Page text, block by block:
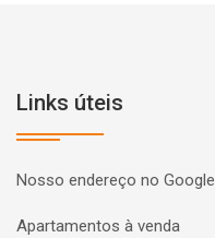
Links úteis
Nosso endereço no Google
Apartamentos à venda